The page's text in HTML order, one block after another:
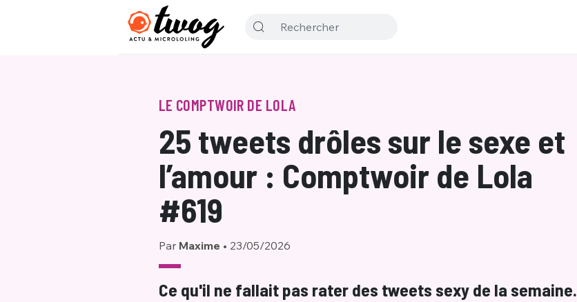
LE COMPTWOIR DE LOLA
25 tweets drôles sur le sexe et
l’amour : Comptwoir de Lola
#619
Par Maxime • 23/05/2026
Ce qu'il ne fallait pas rater des tweets sexy de la semaine.